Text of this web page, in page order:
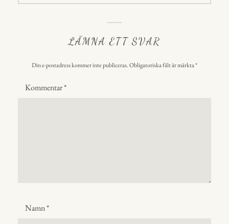
LÄMNA ETT SVAR
Din e-postadress kommer inte publiceras.Obligatoriska fält är märkta*
Kommentar*
Namn*